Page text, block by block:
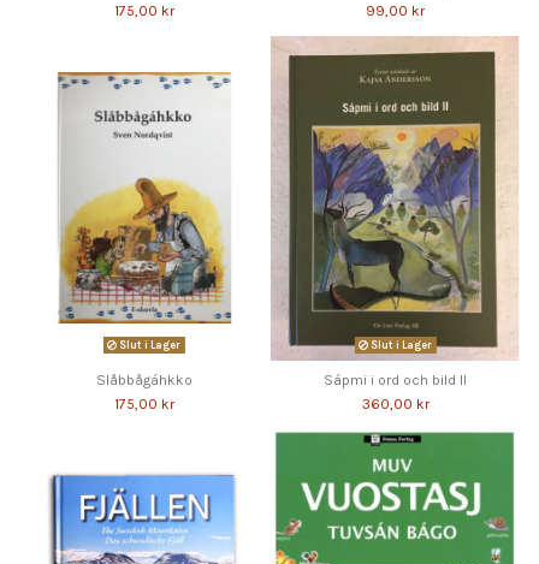
175,00 kr
99,00 kr
Slut i Lager
Slåbbågáhkko
175,00 kr
Slut i Lager
Sápmi i ord och bild II
360,00 kr